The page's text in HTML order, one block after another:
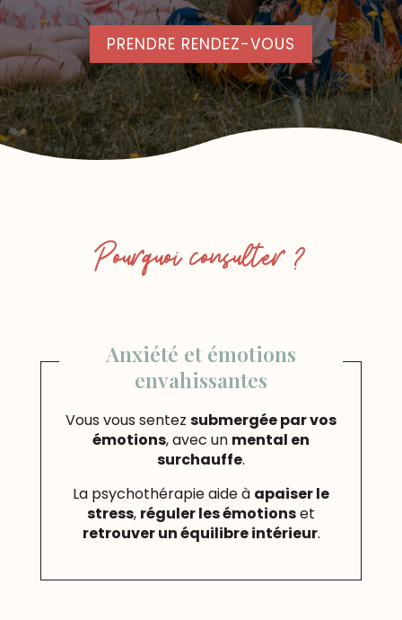
PRENDRE RENDEZ-VOUS
Pourquoi consulter ?
Anxiété et émotions
envahissantes
Vous vous sentez submergée par vos
émotions, avec un mental en
surchauffe.
La psychothérapie aide à apaiser le
stress, réguler les émotionset
retrouver un équilibre intérieur.